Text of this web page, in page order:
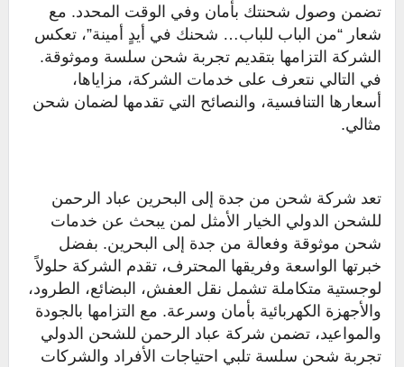
تضمن وصول شحنتك بأمان وفي الوقت المحدد. مع
شعار “من الباب للباب… شحنك في أيدٍ أمينة”، تعكس
الشركة التزامها بتقديم تجربة شحن سلسة وموثوقة.
في التالي نتعرف على خدمات الشركة، مزاياها،
أسعارها التنافسية، والنصائح التي تقدمها لضمان شحن
مثالي.
تعد شركة شحن من جدة إلى البحرين عباد الرحمن
للشحن الدولي الخيار الأمثل لمن يبحث عن خدمات
شحن موثوقة وفعالة من جدة إلى البحرين. بفضل
خبرتها الواسعة وفريقها المحترف، تقدم الشركة حلولاً
لوجستية متكاملة تشمل نقل العفش، البضائع، الطرود،
والأجهزة الكهربائية بأمان وسرعة. مع التزامها بالجودة
والمواعيد، تضمن شركة عباد الرحمن للشحن الدولي
تجربة شحن سلسة تلبي احتياجات الأفراد والشركات